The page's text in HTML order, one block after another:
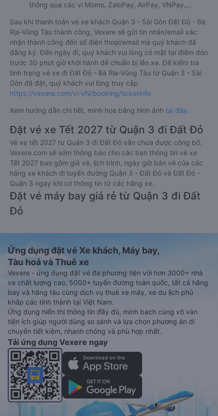
thông qua các ví Momo, ZaloPay, AirPay, VNPay,…
Sau khi thanh toán vé xe khách Quận 3 - Sài Gòn Đất Đỏ - Bà
Rịa-Vũng Tàu thành công, Vexere sẽ gửi tin nhắn/email xác
nhận thành công đến số điện thoại/email mà quý khách đã
đăng ký. Đến ngày đi, quý khách vui lòng có mặt tại điểm đón
trước 30 phút giờ khởi hành để chuẩn bị lên xe. Để kiểm tra
tình trạng vé xe đi Đất Đỏ - Bà Rịa-Vũng Tàu từ Quận 3 - Sài
Gòn đã đặt, quý khách vui lòng truy cập
https://vexere.com/vi-VN/booking/ticketinfo
Xem hướng dẫn chi tiết, minh họa bằng hình ảnh tại đây.
Đặt vé xe Tết 2027 từ Quận 3 đi Đất Đỏ
Vé xe tết 2027 từ Quận 3 đi Đất Đỏ vẫn chưa được công bố.
Vexere.com sẽ sớm thông báo cho các bạn thông tin vé xe
Tết 2027 bao gồm giá vé, lịch trình, ngày giờ bán vé của các
hãng xe khách đi tuyến đường Quận 3 - Đất Đỏ và Đất Đỏ -
Quận 3 ngay khi có thông tin từ các hãng xe.
Đặt vé máy bay giá rẻ từ Quận 3 đi Đất
Đỏ
Ứng dụng đặt vé Xe khách, Máy bay,
Tàu hoả và Thuê xe
Vexere - ứng dụng đặt vé đa phương tiện với hơn 3000+ nhà
xe chất lượng cao, 5000+ tuyến đường toàn quốc, tất cả hãng
bay và hãng tàu cùng dịch vụ thuê xe máy, xe du lịch phủ
khắp các tỉnh thành tại Việt Nam.
Ứng dụng hiển thị thông tin đầy đủ, minh bạch cùng vô vàn
tiện ích giúp người dùng so sánh và lựa chọn phương án di
chuyển tiết kiệm, nhanh chóng và phù hợp nhất.
Tải ứng dụng Vexere ngay